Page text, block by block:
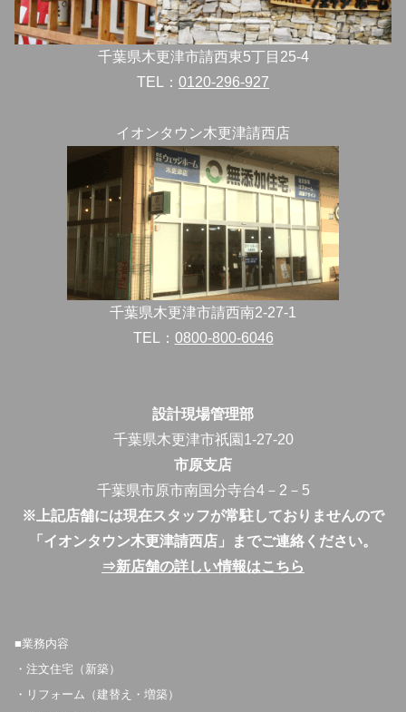
千葉県木更津市請西東5丁目25-4
TEL： 0120-296-927
イオンタウン木更津請西店
千葉県木更津市請西南2-27-1
TEL： 0800-800-6046
設計現場管理部
千葉県木更津市祇園1-27-20
市原支店
千葉県市原市南国分寺台4－2－5
※上記店舗には現在スタッフが常駐しておりませんので
「イオンタウン木更津請西店」までご連絡ください。
⇒新店舗の詳しい情報はこちら
■業務内容
・注文住宅（新築）
・リフォーム（建替え・増築）